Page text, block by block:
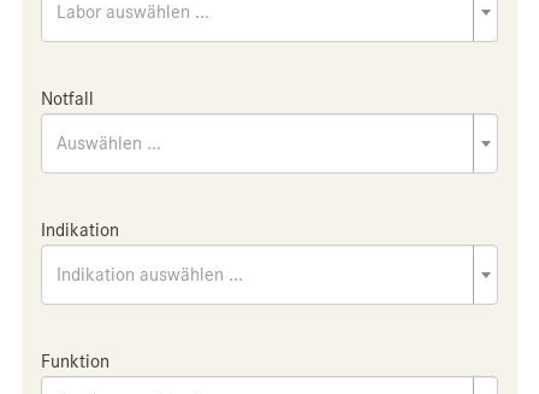
Labor auswählen ...
Notfall
Auswählen ...
Indikation
Indikation auswählen ...
Funktion